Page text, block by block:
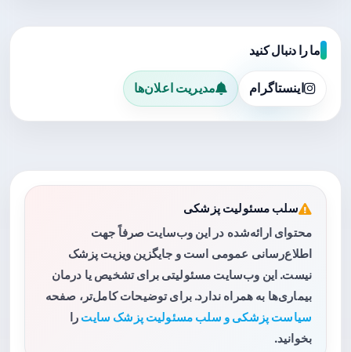
ما را دنبال کنید
اینستاگرام مدیریت اعلان‌ها
سلب مسئولیت پزشکی
محتوای ارائه‌شده در این وب‌سایت صرفاً جهت
اطلاع‌رسانی عمومی است و جایگزین ویزیت پزشک
نیست. این وب‌سایت مسئولیتی برای تشخیص یا درمان
بیماری‌ها به همراه ندارد. برای توضیحات کامل‌تر، صفحه
سیاست پزشکی و سلب مسئولیت پزشک سایت را
بخوانید.